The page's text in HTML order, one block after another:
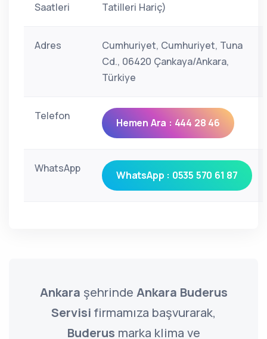
Saatleri
Tatilleri Hariç)
Adres
Cumhuriyet, Cumhuriyet, Tuna
Cd., 06420 Çankaya/Ankara,
Türkiye
Telefon
Hemen Ara : 444 28 46
WhatsApp
WhatsApp : 0535 570 61 87
Ankara şehrinde Ankara Buderus
Servisi firmamıza başvurarak,
Buderus marka klima ve